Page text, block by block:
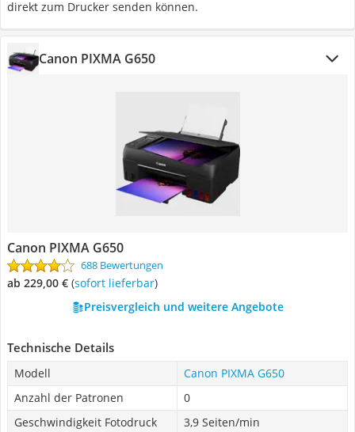
direkt zum Drucker senden können.
Canon PIXMA G650
Canon PIXMA G650
688 Bewertungen
ab 229,00 € ( Sofort lieferbar)
Preisvergleich und weitere Angebote
Technische Details
Modell
Canon PIXMA G650
Anzahl der Patronen
0
Geschwindigkeit Fotodruck
3,9 Seiten/min